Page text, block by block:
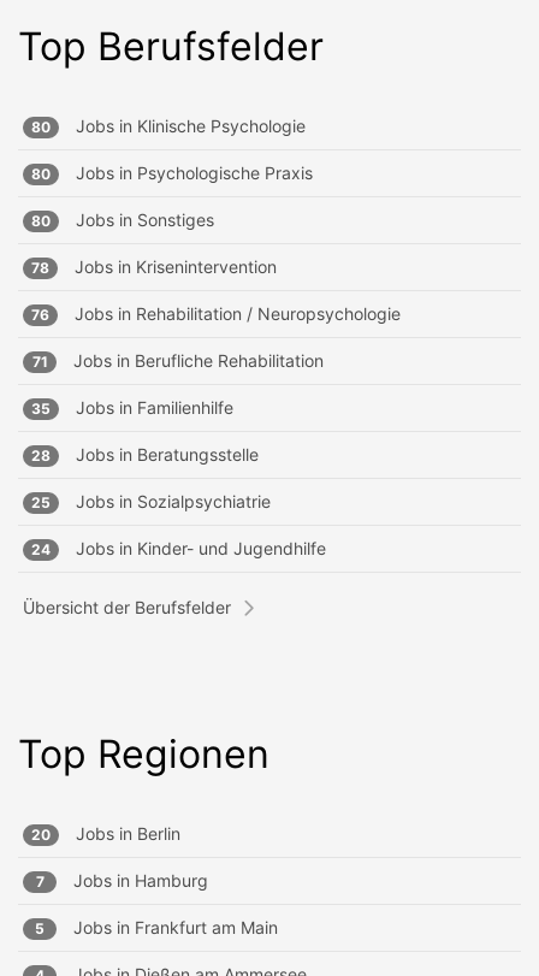
Top Berufsfelder
80 Jobs in Klinische Psychologie
80 Jobs in Psychologische Praxis
80 Jobs in Sonstiges
78 Jobs in Krisenintervention
76 Jobs in Rehabilitation / Neuropsychologie
71 Jobs in Berufliche Rehabilitation
35 Jobs in Familienhilfe
28 Jobs in Beratungsstelle
25 Jobs in Sozialpsychiatrie
24 Jobs in Kinder- und Jugendhilfe
Übersicht der Berufsfelder
Top Regionen
20 Jobs in Berlin
7 Jobs in Hamburg
5 Jobs in Frankfurt am Main